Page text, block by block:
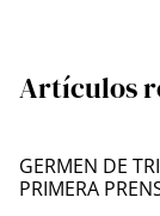
Artículos
GERMEN DE
PRIMERA